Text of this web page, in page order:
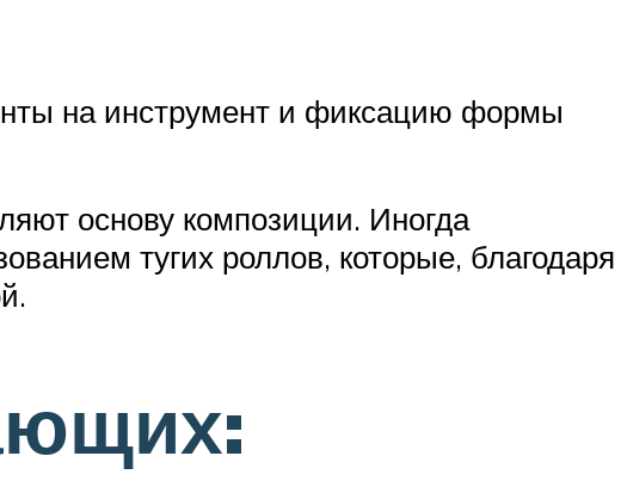
на инструмент и фиксацию формы
основу композиции. Иногда
тугих роллов, которые, благодаря